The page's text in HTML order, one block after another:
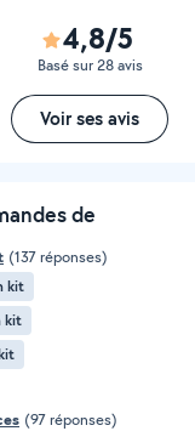
4,8/5
Basé sur 28 avis
Voir ses avis
de
(137 réponses)
kit
kit
(97 réponses)